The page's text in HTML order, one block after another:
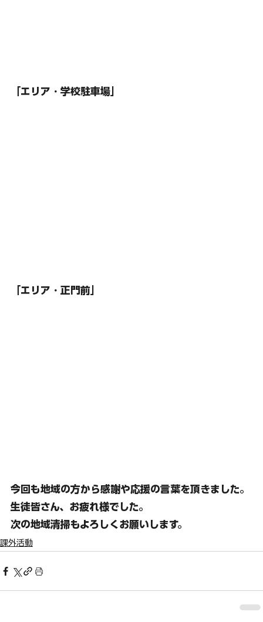
「エリア・学校駐車場」
「エリア・正門前」
今回も地域の方から感謝や応援の言葉を頂きました。
生徒皆さん、お疲れ様でした。
次の地域清掃もよろしくお願いします。
課外活動